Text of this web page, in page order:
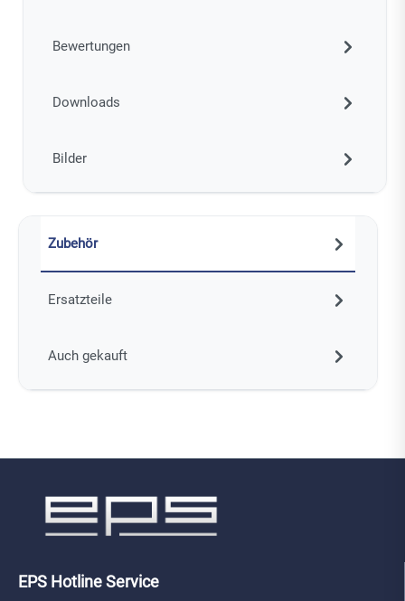
Bewertungen
Downloads
Bilder
Zubehör
Ersatzteile
Auch gekauft
EPS Hotline Service